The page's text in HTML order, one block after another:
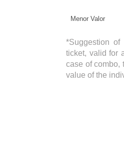
Menor Valor
*Suggestion
ticket, valid for
case of combo,
value of the